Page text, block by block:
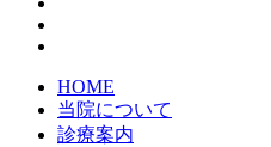
HOME
当院について
診療案内